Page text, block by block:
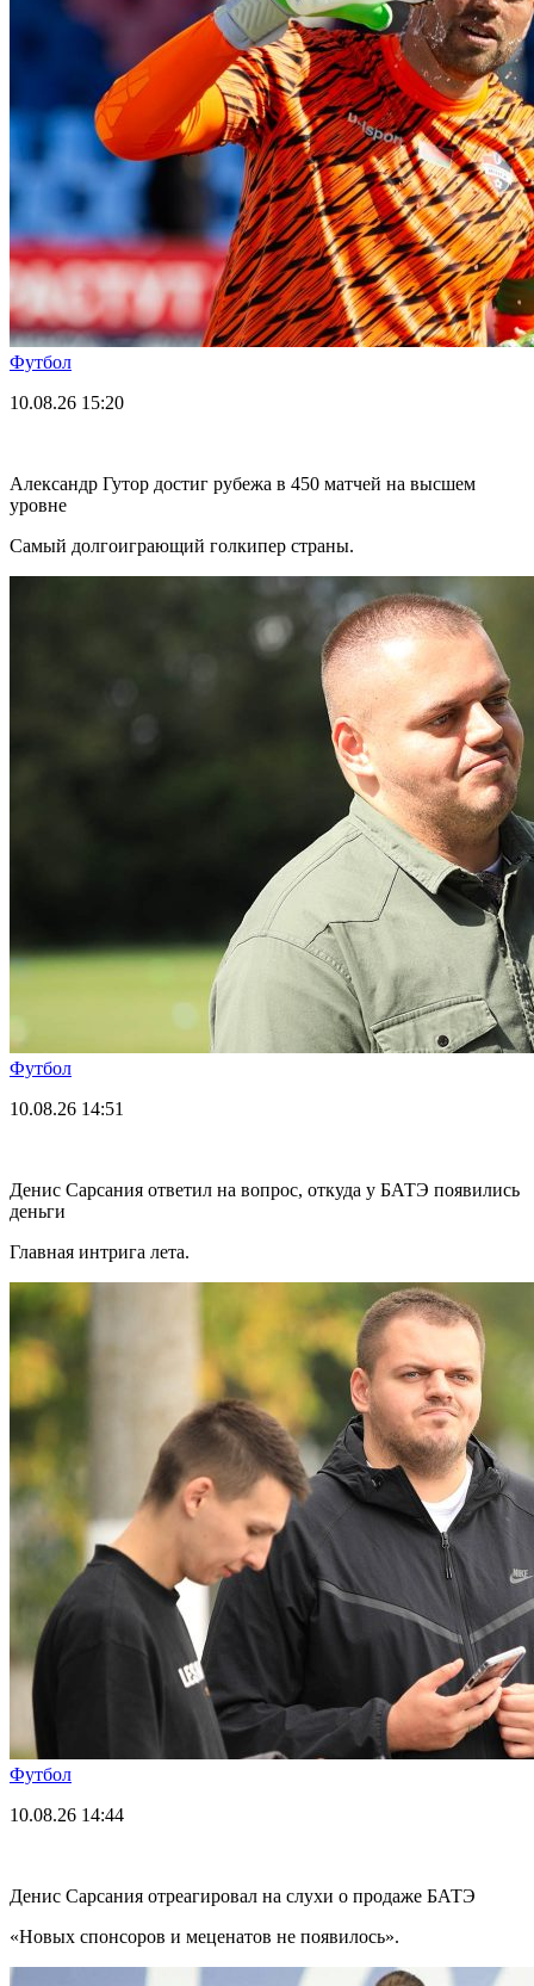
Футбол
10.08.26 15:20
Александр Гутор достиг рубежа в 450 матчей на высшем
уровне
Самый долгоиграющий голкипер страны.
Футбол
10.08.26 14:51
Денис Сарсания ответил на вопрос, откуда у БАТЭ появились
деньги
Главная интрига лета.
Футбол
10.08.26 14:44
Денис Сарсания отреагировал на слухи о продаже БАТЭ
«Новых спонсоров и меценатов не появилось».